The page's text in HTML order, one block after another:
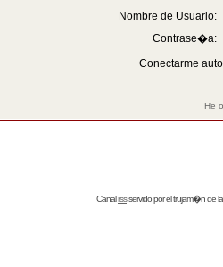
Nombre de Usuario:
Contrase�a:
Conectarme
He
Canalrssservido por eltrujam�nde